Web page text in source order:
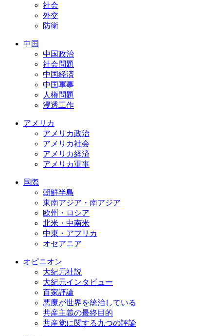
社会
外交
防衛
中国
中国政治
社会問題
中国経済
中国軍事
人権問題
浸透工作
アメリカ
アメリカ政治
アメリカ社会
アメリカ経済
アメリカ軍事
国際
朝鮮半島
東南アジア・南アジア
欧州・ロシア
北米・中南米
中東・アフリカ
オセアニア
オピニオン
大紀元社説
大紀元インタビュー
百家評論
悪魔が世界を統治している
共産主義の最終目的
共産党に関する九つの評論